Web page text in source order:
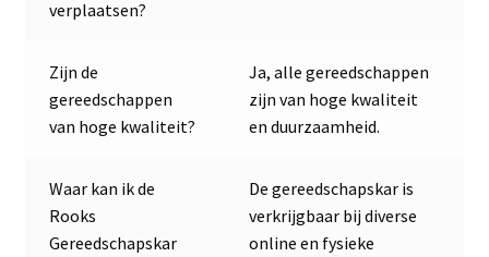
verplaatsen?
Zijn de
gereedschappen
van hoge kwaliteit?
Ja, alle gereedschappen
zijn van hoge kwaliteit
en duurzaamheid.
Waar kan ik de
Rooks
Gereedschapskar
De gereedschapskar is
verkrijgbaar bij diverse
online en fysieke